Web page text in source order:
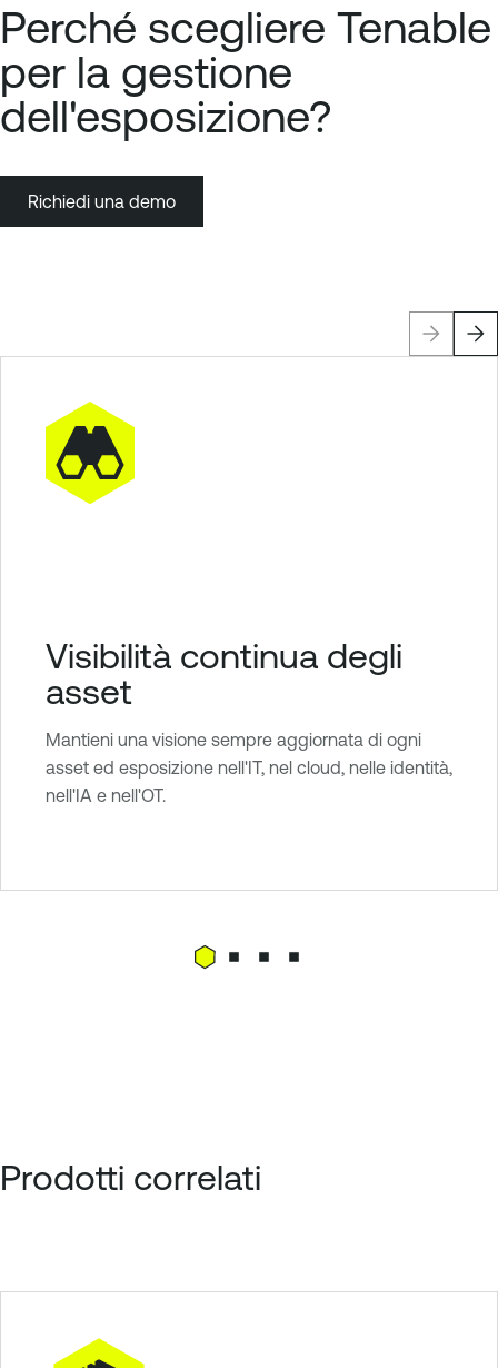
Perché scegliere Tenable
per la gestione
dell'esposizione?
Richiedi una demo
Visibilità continua degli
asset
Mantieni una visione sempre aggiornata di ogni
asset ed esposizione nell'IT, nel cloud, nelle identità,
nell'IA e nell'OT.
Prodotti correlati